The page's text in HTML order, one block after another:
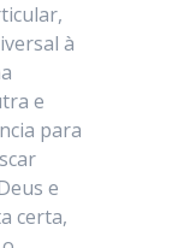
à
e
para
e
certa,